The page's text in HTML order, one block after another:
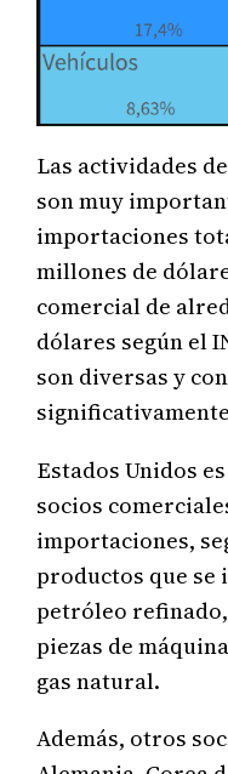
Las actividades
son muy
importaciones
millones de
comercial de
dólares según el
son diversas y
Estados Unidos
socios
importaciones,
productos que se
petróleo
piezas de
gas natural.
Además, otros